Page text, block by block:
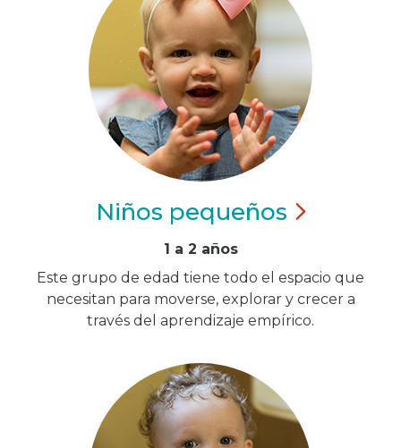
Niños pequeños
1 a 2 años
Este grupo de edad tiene todo el espacio que
necesitan para moverse, explorar y crecer a
través del aprendizaje empírico.